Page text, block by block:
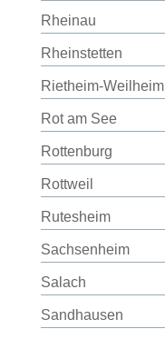
Rheinau
Rheinstetten
Rietheim-Weilheim
Rot am See
Rottenburg
Rottweil
Rutesheim
Sachsenheim
Salach
Sandhausen